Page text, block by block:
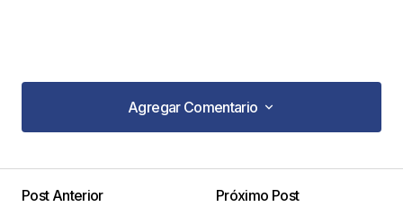
Agregar Comentario
Agregar Comentario
Post Anterior
Próximo Post